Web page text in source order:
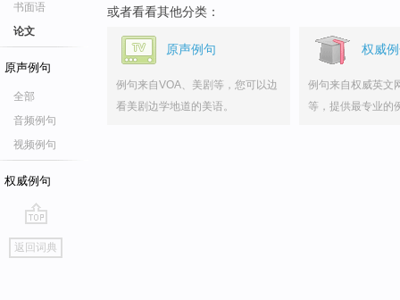
书面语
论文
原声例句
全部
音频例句
视频例句
权威例句
go
top
返回词典
或者看看其他分类：
原声例句
例句来自VOA、美剧等，您可以边
看美剧边学地道的美语。
权威
例句来自权威英文
等，提供最专业的